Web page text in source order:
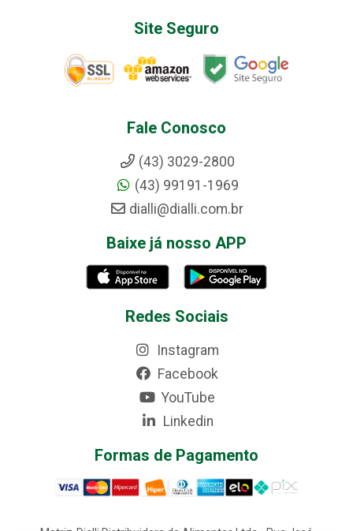
Site Seguro
Fale Conosco
(43) 3029-2800
(43) 99191-1969
dialli@dialli.com.br
Baixe já nosso APP
Redes Sociais
Instagram
Facebook
YouTube
Linkedin
Formas de Pagamento